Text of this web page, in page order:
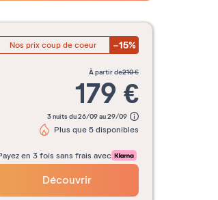
Nos prix coup de coeur -15%
à partir de210€
179 €
3 nuits du 26/09 au 29/09
Plus que 5 disponibles
en 3 fois sans frais avec
Découvrir